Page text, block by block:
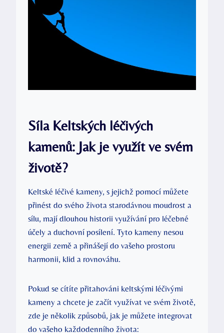
Síla Keltských léčivých
kamenů: Jak je využít ve svém
životě?
Keltské léčivé kameny, s jejichž pomocí můžete
přinést do svého života starodávnou moudrost a
sílu, mají dlouhou historii využívání pro léčebné
účely a duchovní posílení. Tyto kameny nesou
energii země a přinášejí do vašeho prostoru
harmonii, klid a rovnováhu.
Pokud se cítíte přitahováni keltskými léčivými
kameny a chcete je začít využívat ve svém životě,
zde je několik způsobů, jak je můžete integrovat
do vašeho každodenního života: